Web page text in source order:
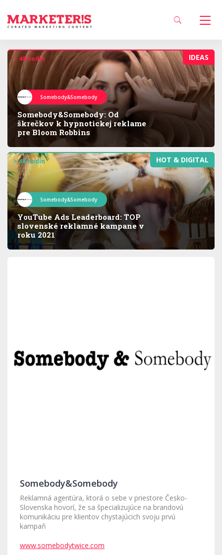
IDEAS
> 48 hodín
Somebody&Somebody
Somebody&Somebody: Od
škrečkov k hypnotickej reklame
pre Bloom Robbins
HOT & DIGITAL
> 48 hodín
Somebody&Somebody
YouTube Ads Leaderboard: TOP
slovenské reklamné kampane v
roku 2021
Somebody&Somebody
Reklamná agentúra, ktorá o sebe v priestore Česko-
Slovenska hovorí, že sa špecializujúce na brandovú
komunikáciu pre klientov chystajúcich svoju prvú
kampaň
www.somebodytwice.com